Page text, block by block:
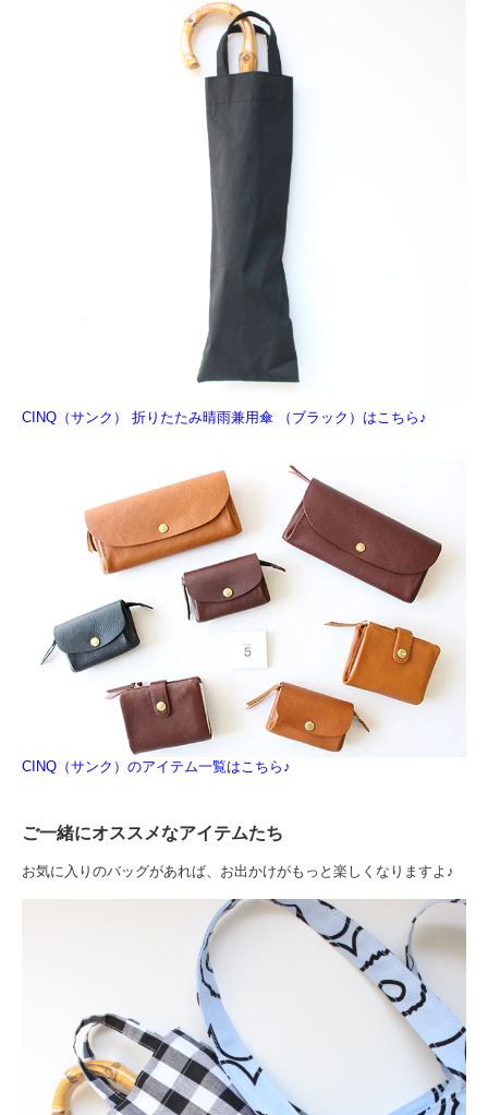
CINQ（サンク） 折りたたみ晴雨兼用傘 （ブラック）はこちら♪
CINQ（サンク）のアイテム一覧はこちら♪
ご一緒にオススメなアイテムたち
お気に入りのバッグがあれば、お出かけがもっと楽しくなりますよ♪